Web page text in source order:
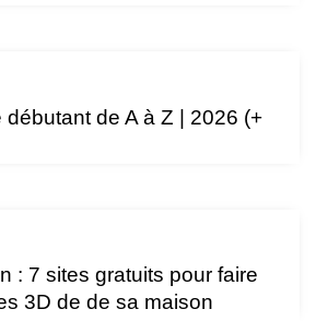
débutant de A à Z | 2026 (+
: 7 sites gratuits pour faire
3D de de sa maison